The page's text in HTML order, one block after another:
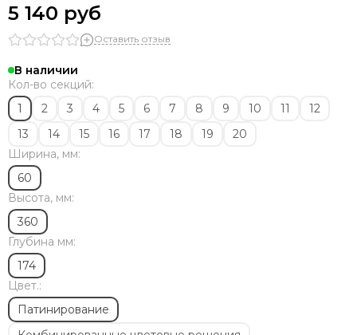
5 140 руб
Оставить отзыв
В наличии
Кол-во секций:
1
2 3 4 5 6 7 8 9 10 11
12
13
14 15 16 17 18 19
20
Ширина, мм:
60
Высота, мм:
360
Глубина мм:
174
Цвет.:
Патинирование